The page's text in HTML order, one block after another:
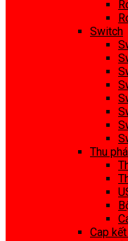
Switch
Thu
Cap